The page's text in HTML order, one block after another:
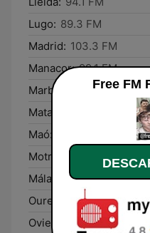
Lugo: 89.3 FM
Madrid: 103.3 FM
Manacor: 99.1 FM
Marbella:
106.1 FM
Mataró:
Maó:
Motril:
106.1 FM
Málaga:
106.1 FM
Ourense:
107.0 FM
Oviedo:
89.2 FM
Free FM